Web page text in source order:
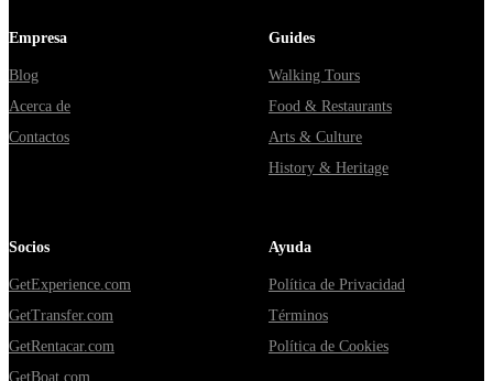
Empresa
Blog
Acerca de
Contactos
Guides
Walking Tours
Food & Restaurants
Arts & Culture
History & Heritage
Socios
GetExperience.com
GetTransfer.com
GetRentacar.com
GetBoat.com
Ayuda
Política de Privacidad
Términos
Política de Cookies